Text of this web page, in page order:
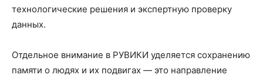
технологические решения и экспертную проверку
данных.
Отдельное внимание в РУВИКИ уделяется сохранению
памяти о людях и их подвигах — это направление